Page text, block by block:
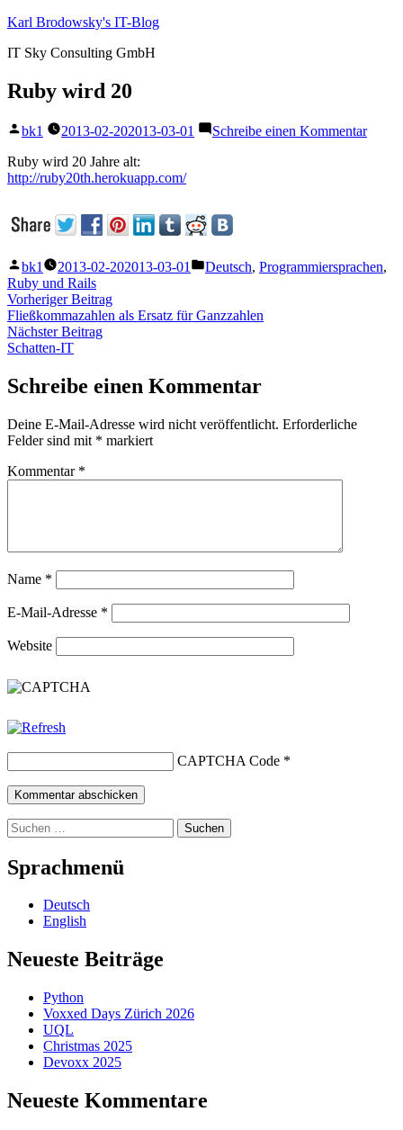
Zum
springen
Karl Brodowsky's IT-Blog
IT Sky Consulting GmbH
Ruby wird 20
Veröffentlicht
bk1 2013-02-202013-03-01 Schreibe einen Kommentarzu
Ruby wird 20 Jahre alt:
http://ruby20th.herokuapp.com/
Veröffentlicht
von
bk1 2013-02-202013-03-01
Veröffentlicht
Deutsch, Programmiersprachen,
Ruby und Rails
Beitragsnavigation
Vorheriger BeitragVorheriger
Beitrag:
Fließkommazahlen als Ersatz für Ganzzahlen
Nächster BeitragNächster
Schatten-IT
Schreibe einen Kommentar
Deine E-Mail-Adresse wird nicht veröffentlicht. Erforderliche
Felder sind mit * markiert
Kommentar *
Name *
E-Mail-Adresse *
Website
CAPTCHA Code *
Suchen
nach:
Sprachmenü
Deutsch
English
Neueste Beiträge
Python
Voxxed Days Zürich 2026
UQL
Christmas 2025
Devoxx 2025
Neueste Kommentare